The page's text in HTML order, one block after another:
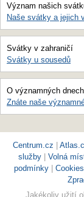
Význam našich
Naše svátky a jejich
Svátky v zahraničí
Svátky u sousedů
O významných dnech
Znáte naše
Centrum.cz |
služby | Volná
podmínky | Cookies
Jakékoliv užití